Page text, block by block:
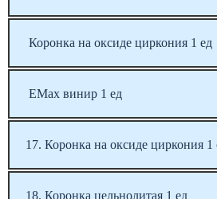
Коронка на оксиде циркония 1 ед
EMax винир 1 ед
17. Коронка на оксиде циркония
18. Коронка цельнолитая 1 ед